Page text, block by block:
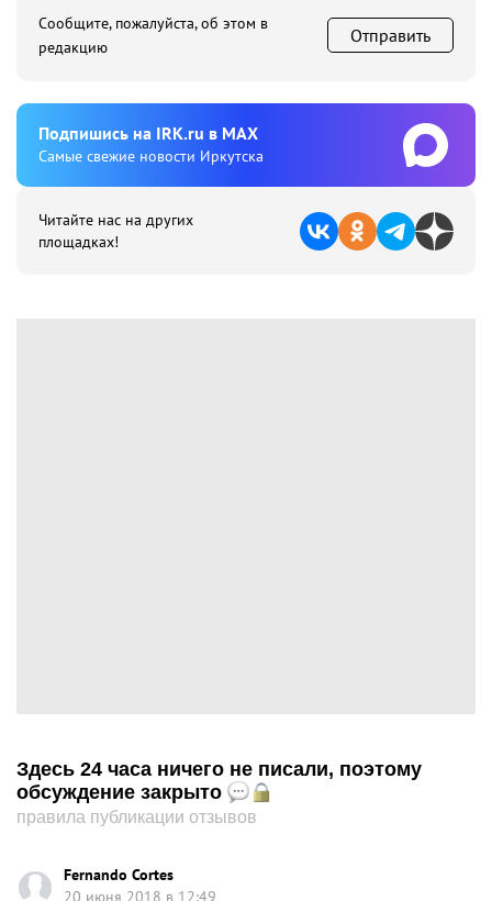
Сообщите, пожалуйста, об этом в
редакцию
Отправить
Подпишиcь на IRK.ru в MAX
Cамые свежие новости Иркутска
Читайте нас на других
площадках!
Здесь 24 часа ничего не писали, поэтому
обсуждение закрыто
правила публикации отзывов
Fernando Cortes
20 июня 2018 в 12:49